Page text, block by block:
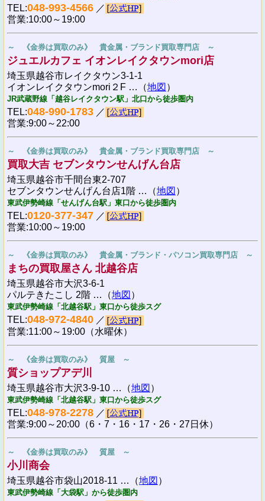
TEL:048-993-4566 ／
営業:10:00～19:00
～ 《金券は買取のみ》 貴金属・ブランド買取専門店 ～
ジュエルカフェ イオンレイクタウンmori店
埼玉県越谷市レイクタウン3-1-1
イオンレイクタウンmori２F …（地図 ）
JR武蔵野線「越谷レイクタウン駅」北口から徒歩圏内
TEL:048-990-1783 ／
営業:9:00～22:00
～ 《金券は買取のみ》 貴金属・ブランド買取専門店 ～
買取大吉 セブンタウンせんげん台店
埼玉県越谷市千間台東2-707
セブンタウンせんげん台店1階 …（地図 ）
東武伊勢崎線「せんげん台駅」東口から徒歩圏内
TEL:0120-377-347 ／
営業:10:00～19:00
～ 《金券は買取のみ》 貴金属・ブランド・パソコン買取専門店 ～
まちの買取屋さん 北越谷店
埼玉県越谷市大沢3-6-1
パルテきたこし 2階 …（地図 ）
東武伊勢崎線「北越谷駅」東口から徒歩スグ
TEL:048-972-4840 ／
営業:11:00～19:00（水曜休）
～ 《金券は買取のみ》 質屋 ～
質ショップアデ川
埼玉県越谷市大沢3-9-10 …（地図 ）
東武伊勢崎線「北越谷駅」東口から徒歩スグ
TEL:048-978-2278 ／
営業:9:00～20:00（6・7・16・17・26・27日休）
～ 《金券は買取のみ》 質屋 ～
小川商会
埼玉県越谷市袋山2018-11 …（地図 ）
東武伊勢崎線「大袋駅」から徒歩圏内